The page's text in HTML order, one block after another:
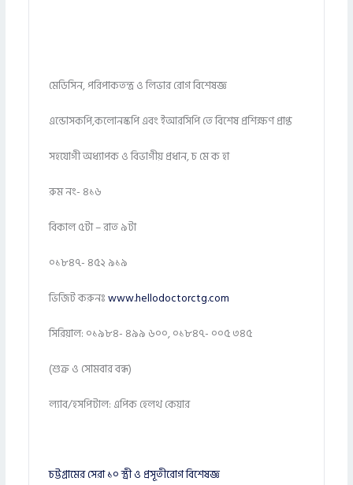
মেডিসিন, পরিপাকতন্ত্র ও লিভার রোগ বিশেষজ্ঞ
এন্ডোসকপি,কলোনস্কপি এবং ইআরসিপি তে বিশেষ প্রশিক্ষণ প্রাপ্ত
সহযোগী অধ্যাপক ও বিভাগীয় প্রধান, চ মে ক হা
রুম নং- ৪১৬
বিকাল ৫টা – রাত ৯টা
০১৮৪৭- ৪৫২ ৯১৯
ভিজিট করুনঃwww.hellodoctorctg.com
সিরিয়াল: ০১৯৮৪- ৪৯৯ ৬০০, ০১৮৪৭- ০০৫ ৩৪৫
(শুক্র ও সোমবার বন্ধ)
ল্যাব/হসপিটাল: এপিক হেলথ কেয়ার
চট্টগ্রামের সেরা ১০ স্ত্রী ও প্রসূতীরোগ বিশেষজ্ঞ